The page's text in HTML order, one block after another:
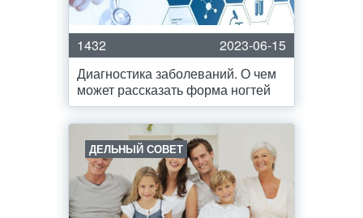
1432
2023-06-15
Диагностика заболеваний. О чем
может рассказать форма ногтей
ДЕЛЬНЫЙ СОВЕТ